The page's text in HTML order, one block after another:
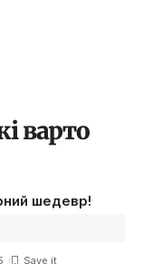
варто
шедевр!